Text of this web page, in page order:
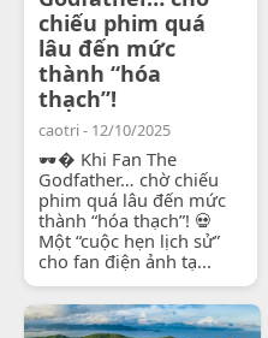
chiếu phim quá
lâu đến mức
thành “hóa
thạch”!
caotri - 12/10/2025
🕶� Khi Fan The
Godfather… chờ chiếu
phim quá lâu đến mức
thành “hóa thạch”! 💀
Một “cuộc hẹn lịch sử”
cho fan điện ảnh tạ...